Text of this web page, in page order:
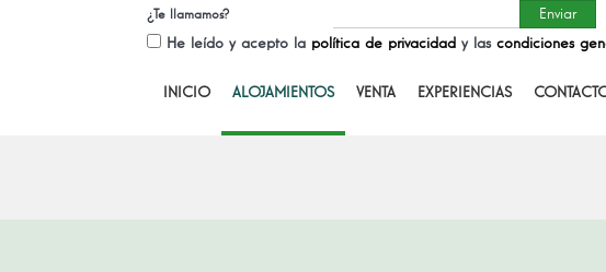
¿Te llamamos?
He leído y acepto la política de privacidad y las condiciones
INICIO ALOJAMIENTOS VENTA EXPERIENCIAS